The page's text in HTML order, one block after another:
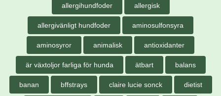
allergihundfoder allergisk
allergivänligt hundfoder aminosulfonsyra
aminosyror animalisk antioxidanter
är växtoljor farliga för hunda ätbart balans
banan bffstrays claire lucie sonck dietist